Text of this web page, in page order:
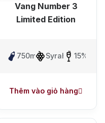
Vang Number 3
Limited Edition
750ml Syrah 15%
Thêm vào giỏ hàng